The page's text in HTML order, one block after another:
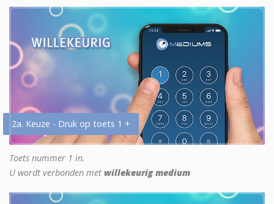
2a. Keuze - Druk op toets 1 +
Toets nummer 1 in.
U wordt verbonden met willekeurig medium